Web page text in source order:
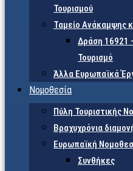
Τουρισμού
Ταμείο Ανάκαμψης
Δράση 16921
Τουρισμό
Άλλα Ευρωπαϊκά
Νομοθεσία
Πύλη Τουριστικής
Βραχυχρόνια
Ευρωπαϊκή
Συνθήκες